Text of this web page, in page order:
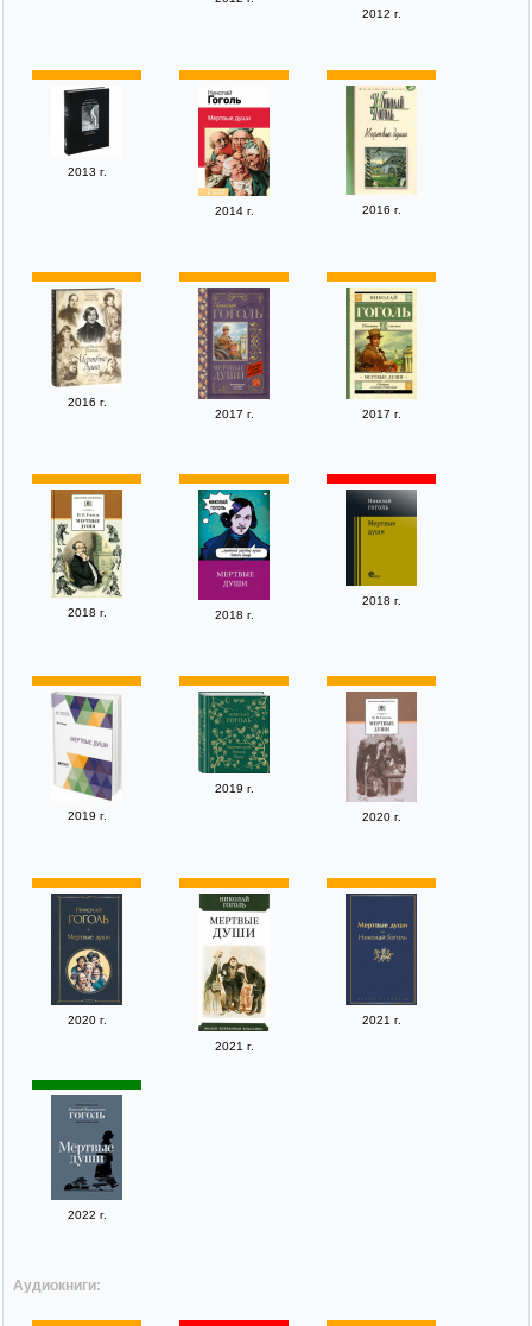
2012 г.
2013 г.
2014 г. 2016 г.
2016 г.
2017 г.
2017 г.
2018 г. 2018 г.
2018 г.
2019 г.
2019 г.
2020 г.
2020 г.
2021 г.
2021 г.
2022 г.
Аудиокниги: